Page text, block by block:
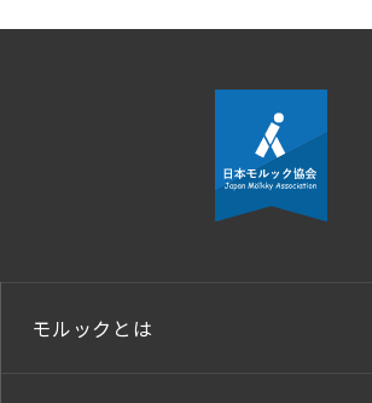
モルックとは